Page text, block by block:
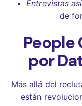
Entrevistas
de
People
por
Más allá del
están